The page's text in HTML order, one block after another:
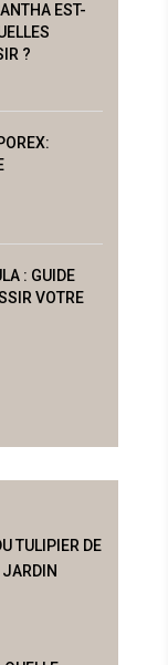
EST-
?
: GUIDE
VOTRE
TULIPIER DE
JARDIN